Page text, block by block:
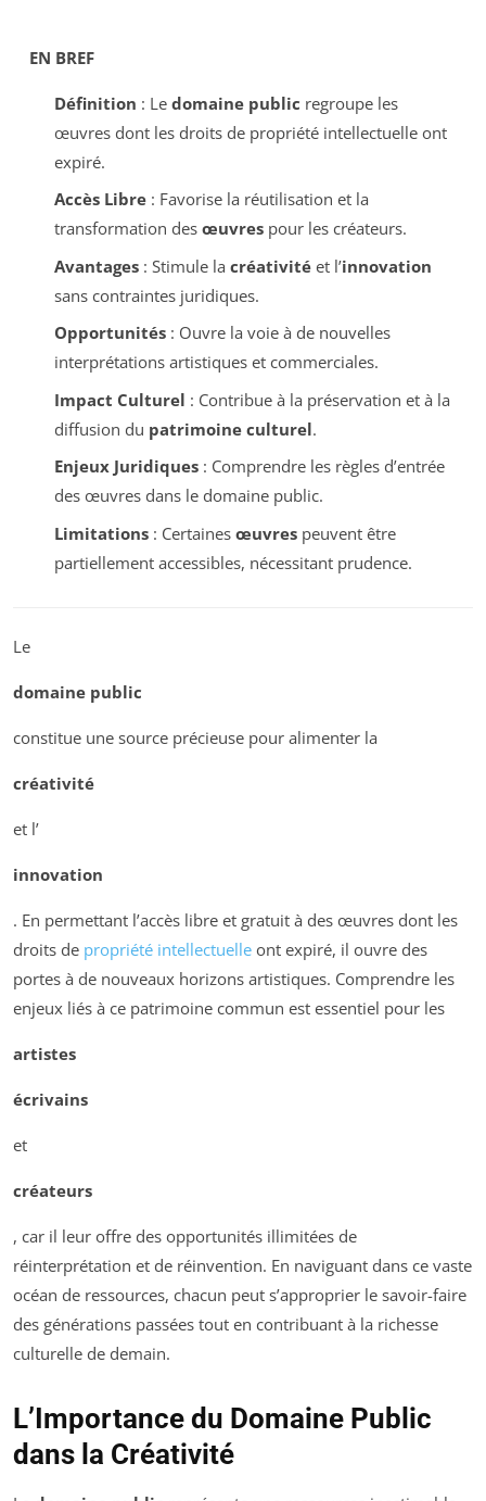
EN BREF
Définition : Le domaine public regroupe les
œuvres dont les droits de propriété intellectuelle ont
expiré.
Accès Libre: Favorise la réutilisation et la
transformation des œuvrespour les créateurs.
Avantages: Stimule la créativitéet l’innovation
sans contraintes juridiques.
Opportunités: Ouvre la voie à de nouvelles
interprétations artistiques et commerciales.
Impact Culturel : Contribue à la préservation et à la
diffusion du patrimoine culturel.
Enjeux Juridiques: Comprendre les règles d’entrée
des œuvres dans le domaine public.
Limitations: Certaines œuvrespeuvent être
partiellement accessibles, nécessitant prudence.
Le
domaine public
constitue une source précieuse pour alimenter la
créativité
et l’
innovation
. En permettant l’accès libre et gratuit à des œuvres dont les
droits de propriété intellectuelle ont expiré, il ouvre des
portes à de nouveaux horizons artistiques. Comprendre les
enjeux liés à ce patrimoine commun est essentiel pour les
artistes
écrivains
et
créateurs
, car il leur offre des opportunités illimitées de
réinterprétation et de réinvention. En naviguant dans ce vaste
océan de ressources, chacun peut s’approprier le savoir-faire
des générations passées tout en contribuant à la richesse
culturelle de demain.
L’Importance du Domaine Public
dans la Créativité